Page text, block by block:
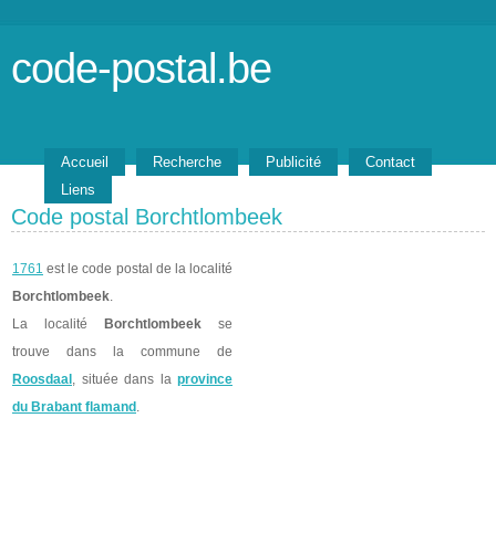
code-postal.be
Accueil Recherche Publicité
Contact
Liens
Code postal Borchtlombeek
1761 est le code postal de la localité
Borchtlombeek.
La localité
Borchtlombeek se
trouve dans la commune de
Roosdaal , située dans la province
du Brabant flamand .